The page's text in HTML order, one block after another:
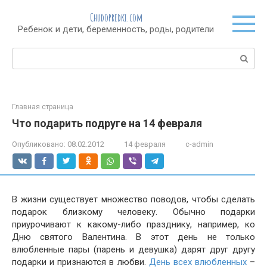
контенту
Chudopredki.com
Ребенок и дети, беременность, роды, родители
Поиск:
Главная страница
Что подарить подруге на 14 февраля
Опубликовано: 08.02.2012 14 февраля c-admin
В жизни существует множество поводов, чтобы сделать
подарок близкому человеку. Обычно подарки
приурочивают к какому-либо празднику, например, ко
Дню святого Валентина. В этот день не только
влюбленные пары (парень и девушка) дарят друг другу
подарки и признаются в любви. День всех влюбленных–